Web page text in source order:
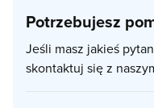
Potrzebujesz
Jeśli masz jakieś
skontaktuj się z